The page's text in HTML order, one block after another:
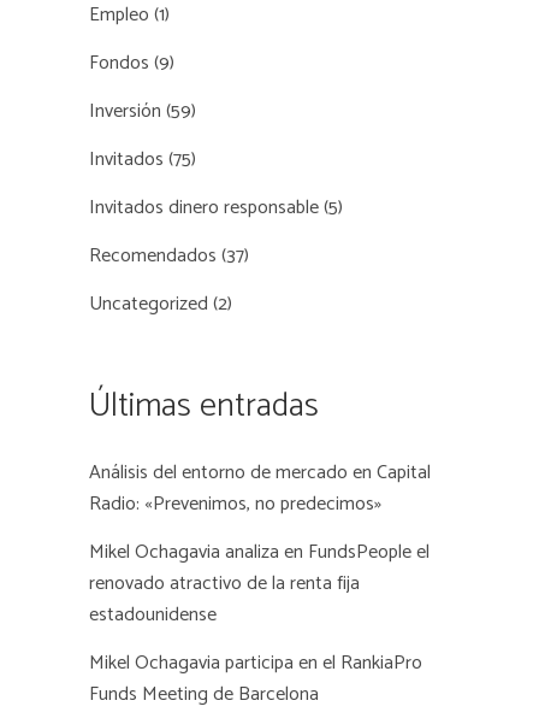
Empleo(1)
Fondos(9)
Inversión(59)
Invitados(75)
Invitados dinero responsable(5)
Recomendados(37)
Uncategorized(2)
Últimas entradas
Análisis del entorno de mercado en Capital
Radio: «Prevenimos, no predecimos»
Mikel Ochagavia analiza en FundsPeople el
renovado atractivo de la renta fija
estadounidense
Mikel Ochagavia participa en el RankiaPro
Funds Meeting de Barcelona